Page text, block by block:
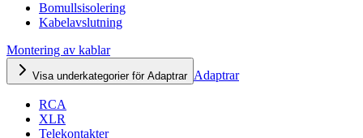
Bomullsisolering
Kabelavslutning
Montering av kablar
Visa underkategorier för Adaptrar Adaptrar
RCA
XLR
Telekontakter